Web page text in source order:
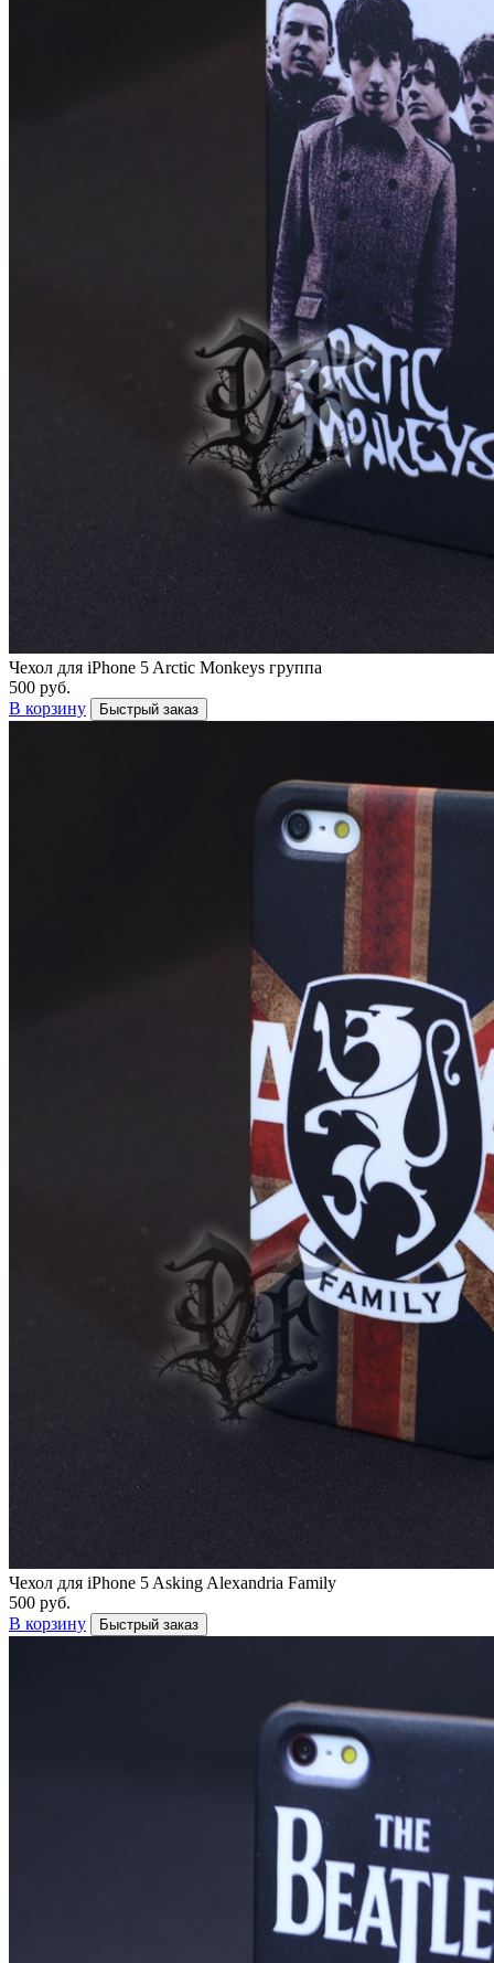
Чехол для iPhone 5 Arctic Monkeys группа
500 руб.
В корзину
Быстрый заказ
Чехол для iPhone 5 Asking Alexandria Family
500 руб.
В корзину
Быстрый заказ